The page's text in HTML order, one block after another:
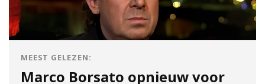
MEEST GELEZEN:
Marco Borsato opnieuw voor